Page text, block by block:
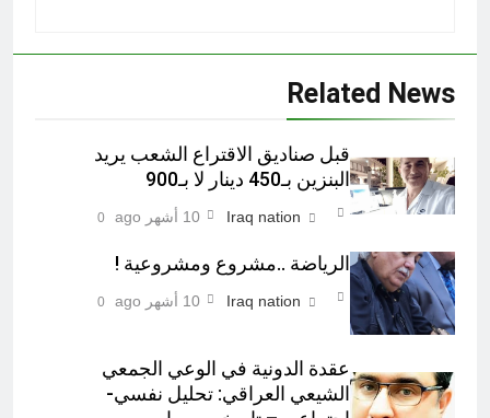
Related News
قبل صناديق الاقتراع الشعب يريد
البنزين بـ450 دينار لا بـ900
Iraq nation 10 أشهر ago 0
الرياضة ..مشروع ومشروعية !
Iraq nation 10 أشهر ago 0
عقدة الدونية في الوعي الجمعي
الشيعي العراقي: تحليل نفسي-